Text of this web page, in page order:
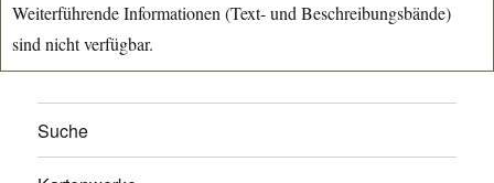
Weiterführende Informationen (Text- und Beschreibungsbände)
sind nicht verfügbar.
Suche